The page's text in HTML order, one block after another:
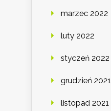
marzec 2022
luty 2022
styczeń 2022
grudzień 2021
listopad 2021